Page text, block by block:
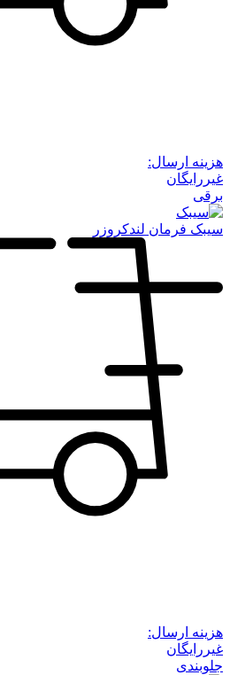
هزینه ارسال:
غیررایگان
برقی
سیبک فرمان لندکروزر
هزینه ارسال:
غیررایگان
جلوبندی